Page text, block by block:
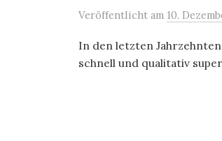
Veröffentlicht am 10.
In den letzten
schnell und qualitativ